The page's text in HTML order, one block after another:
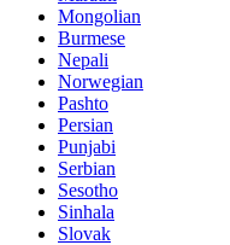
Mongolian
Burmese
Nepali
Norwegian
Pashto
Persian
Punjabi
Serbian
Sesotho
Sinhala
Slovak